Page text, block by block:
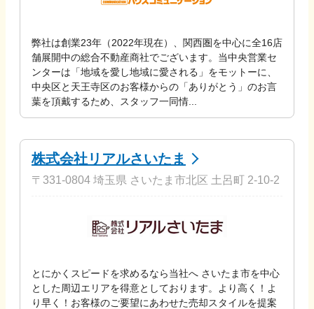
弊社は創業23年（2022年現在）、関西圏を中心に全16店
舗展開中の総合不動産商社でございます。当中央営業セ
ンターは「地域を愛し地域に愛される」をモットーに、
中央区と天王寺区のお客様からの「ありがとう」のお言
葉を頂戴するため、スタッフ一同情...
株式会社リアルさいたま
〒331-0804 埼玉県 さいたま市北区 土呂町 2-10-2
とにかくスピードを求めるなら当社へ さいたま市を中心
とした周辺エリアを得意としております。より高く！よ
り早く！お客様のご要望にあわせた売却スタイルを提案